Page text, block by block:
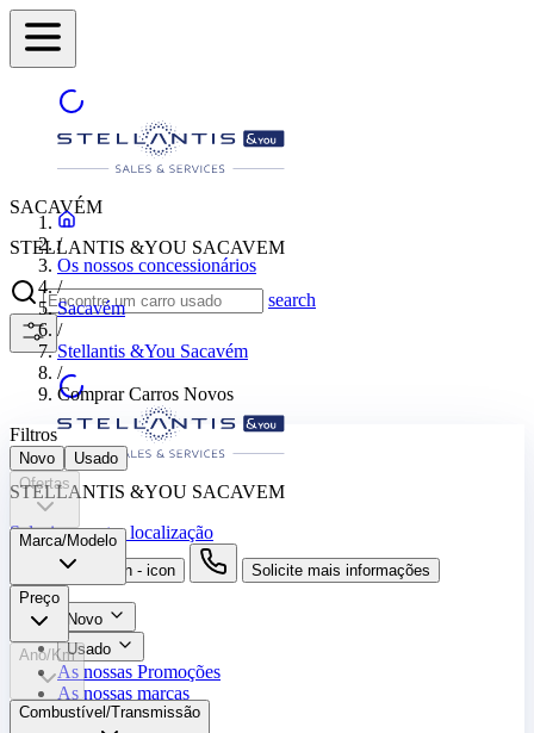
SACAVÉM
STELLANTIS &YOU SACAVEM
search
STELLANTIS &YOU SACAVEM
Selecione outra localização
search button - icon Solicite mais informações
Novo
Usado
As nossas Promoções
As nossas marcas
Oficina
/
Os nossos concessionários
/
Sacavém
/
Stellantis &You Sacavém
/
Comprar Carros Novos
Filtros
Novo
Usado
Ofertas
Marca/Modelo
Preço
Ano/Km
Combustível/​Transmissão